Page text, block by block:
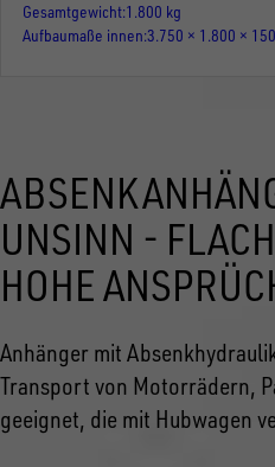
Gesamtgewicht 1.800 kg
Aufbaumaße innen 3.750 × 1.800 ×
UNSINN -
HOHE
Anhänger mit
Transport von Motorrädern,
geeignet, die mit Hubwagen